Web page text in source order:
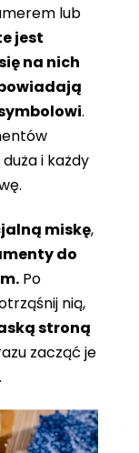
lub
jest
na nich
.
i każdy
miskę,
do
Po
nią,
stroną
zacząć je